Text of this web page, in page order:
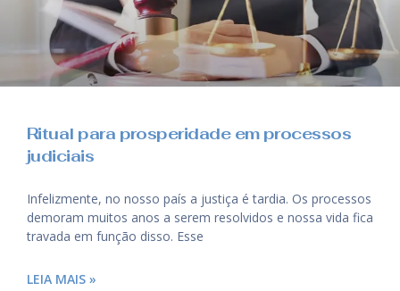
Ritual para prosperidade em processos
judiciais
Infelizmente, no nosso país a justiça é tardia. Os processos
demoram muitos anos a serem resolvidos e nossa vida fica
travada em função disso. Esse
LEIA MAIS »